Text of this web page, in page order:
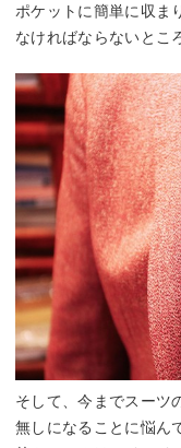
ポケットに簡単に収ま
なければならないとこ
そして、今までスーツ
無しになることに悩ん